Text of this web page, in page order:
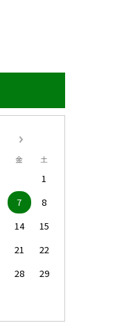
金 土
1
7
8
14
15
21
22
28
29